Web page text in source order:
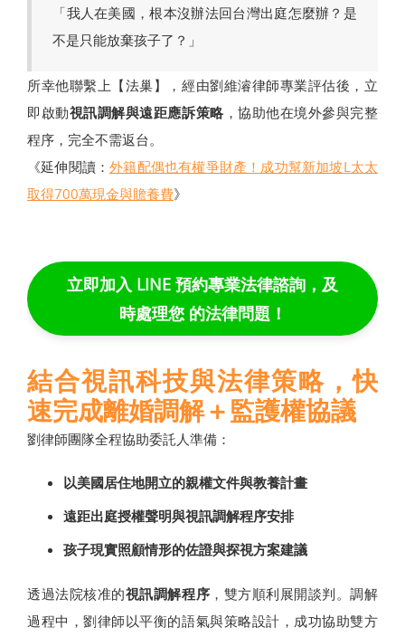
「我人在美國，根本沒辦法回台灣出庭怎麼辦？是
不是只能放棄孩子了？」
所幸他聯繫上【法巢】，經由劉維濬律師專業評估後，立
即啟動視訊調解與遠距應訴策略 ，協助他在境外參與完整
程序，完全不需返台。
《延伸閱讀：外籍配偶也有權爭財產！成功幫新加坡L太太
取得700萬現金與贍養費》
立即加入 LINE 預約專業法律諮詢，及
時處理您 的法律問題！
結合視訊科技與法律策略，快
速完成離婚調解＋監護權協議
劉律師團隊全程協助委託人準備：
以美國居住地開立的親權文件與教養計畫
遠距出庭授權聲明與視訊調解程序安排
孩子現實照顧情形的佐證與探視方案建議
透過法院核准的視訊調解程序 ，雙方順利展開談判。調解
過程中，劉律師以平衡的語氣與策略設計，成功協助雙方